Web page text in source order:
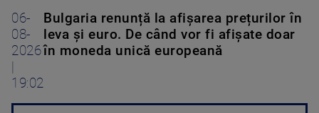
06-
08-
2026
|
19:02
Bulgaria renunță la afișarea prețurilor în
leva și euro. De când vor fi afișate doar
în moneda unică europeană